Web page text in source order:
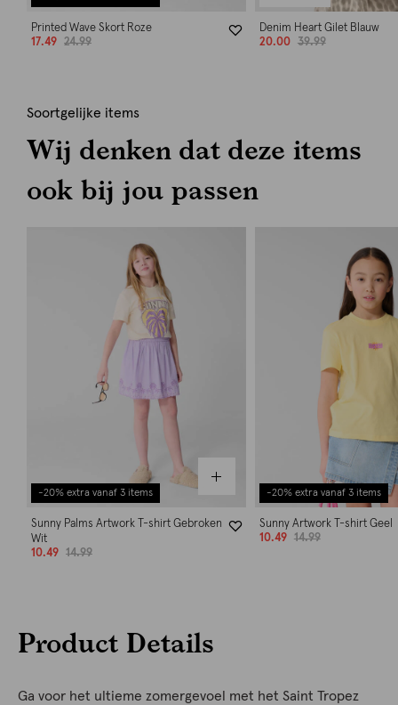
Printed Wave Skort Roze
17.49
24.99
Denim Heart Gilet Blauw
20.00
39.99
Soortgelijke items
Wij denken dat deze items
ook bij jou passen
-20% extra vanaf 3 items
Sunny Palms Artwork T-shirt Gebroken
Wit
10.49
14.99
-20% extra vanaf 3 items
Sunny Artwork T-shirt Geel
10.49
14.99
Product Details
Ga voor het ultieme zomergevoel met het Saint Tropez